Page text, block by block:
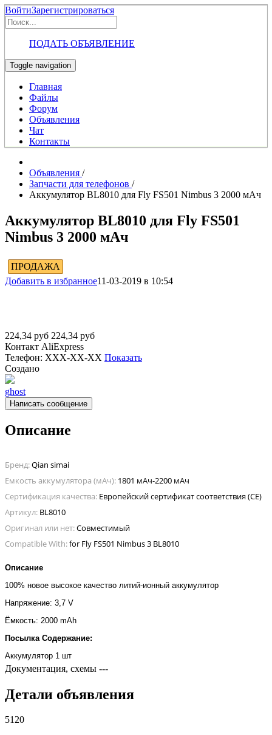
ВойтиЗарегистрироваться
ПОДАТЬ ОБЪЯВЛЕНИЕ
Toggle navigation
Главная
Файлы
Форум
Объявления
Чат
Контакты
Объявления /
Запчасти для телефонов /
Аккумулятор BL8010 для Fly FS501 Nimbus 3 2000 мАч
Аккумулятор BL8010 для Fly FS501
Nimbus 3 2000 мАч
ПРОДАЖА
Добавить в избранное11-03-2019 в 10:54
224,34 руб 224,34 руб
Контакт AliExpress
Телефон: XXX-XX-XX Показать
Создано
ghost
Написать сообщение
Описание
Бренд:Qian simai
Емкость аккумулятора (мАч): 1801 мАч-2200 мАч
Сертификация качества: Европейский сертификат соответствия (CE)
Артикул: BL8010
Оригинал или нет:Совместимый
Compatible With:for Fly FS501 Nimbus 3 BL8010
Описание
100% новое высокое качество литий-ионный аккумулятор
Напряжение: 3,7 V
Ёмкость: 2000 mAh
Посылка Содержание:
Аккумулятор 1 шт
Документация, схемы ---
Детали объявления
5120